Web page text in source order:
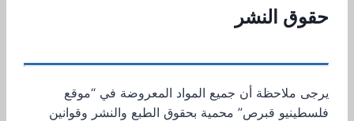
حقوق النشر
يرجى ملاحظة أن جميع المواد المعروضة في “موقع
فلسطينيو قبرص” محمية بحقوق الطبع والنشر وقوانين